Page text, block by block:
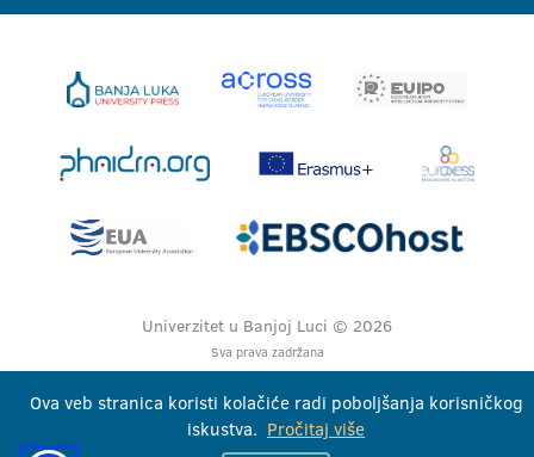
Univerzitet u Banjoj Luci © 2026
Sva prava zadržana
Ova veb stranica koristi kolačiće radi poboljšanja korisničkog
iskustva. Pročitaj više